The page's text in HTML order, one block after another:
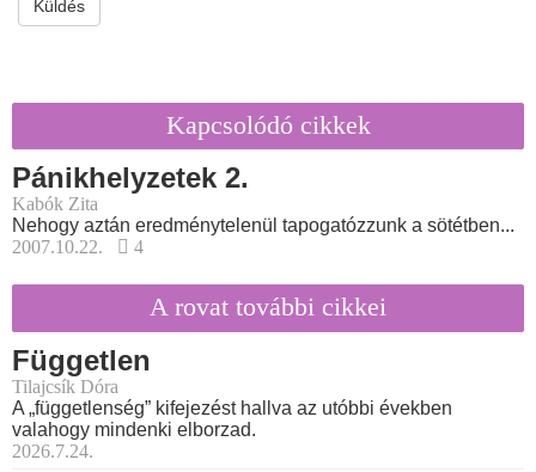
Küldés
Kapcsolódó cikkek
Pánikhelyzetek 2.
Kabók Zita
Nehogy aztán eredménytelenül tapogatózzunk a sötétben...
2007.10.22.
4
A rovat további cikkei
Független
Tilajcsík Dóra
A „függetlenség” kifejezést hallva az utóbbi években
valahogy mindenki elborzad.
2026.7.24.